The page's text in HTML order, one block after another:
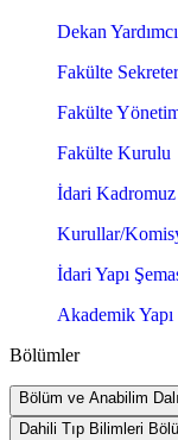
Dekan
Fakülte
Fakülte
Fakülte Kurulu
İdari Kadromuz
Kurullar/
İdari Yapı
Akademik Yapı
Bölümler
Bölüm ve Anabilim
Dahili Tıp Bilimleri